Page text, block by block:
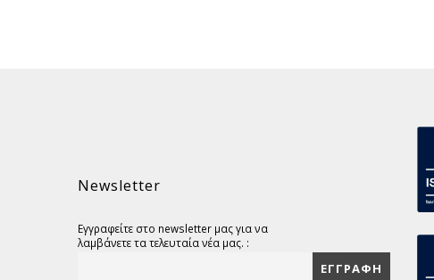
Newsletter
Εγγραφείτε στο newsletter μας για να
λαμβάνετε τα τελευταία νέα μας. :